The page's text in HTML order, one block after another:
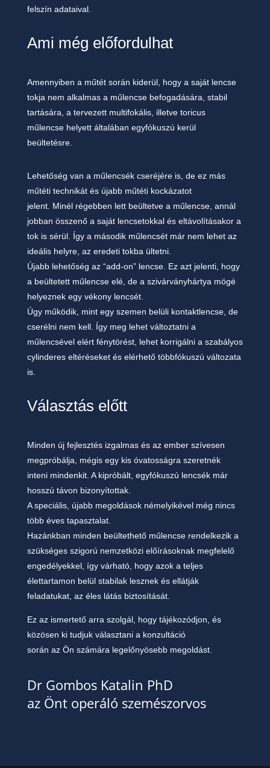
felszín adataival.
Ami még előfordulhat
Amennyiben a műtét során kiderül, hogy a saját lencse
tokja nem alkalmas a műlencse befogadására, stabil
tartására, a tervezett multifokális, illetve toricus
műlencse helyett általában egyfókuszú kerül
beültetésre.
Lehetőség van a műlencsék cseréjére is, de ez más
műtéti technikát és újabb műtéti kockázatot
jelent. Minél régebben lett beültetve a műlencse, annál
jobban összenő a saját lencsetokkal és eltávolításakor a
tok is sérül. Így a második műlencsét már nem lehet az
ideális helyre, az eredeti tokba ültetni.
Újabb lehetőség az “add-on” lencse. Ez azt jelenti, hogy
a beültetett műlencse elé, de a szivárványhártya mögé
helyeznek egy vékony lencsét.
Úgy működik, mint egy szemen belüli kontaktlencse, de
cserélni nem kell. Így meg lehet változtatni a
műlencsével elért fénytörést, lehet korrigálni a szabályos
cylinderes eltéréseket és elérhető többfókuszú változata
is.
Választás előtt
Minden új fejlesztés izgalmas és az ember szívesen
megpróbálja, mégis egy kis óvatosságra szeretnék
inteni mindenkit. A kipróbált, egyfókuszú lencsék már
hosszú távon bizonyítottak.
Aspeciális, újabb megoldások némelyikével még nincs
több éves tapasztalat.
Hazánkban minden beültethető műlencse rendelkezik a
szükséges szigorú nemzetközi előírásoknak megfelelő
engedélyekkel, így várható, hogy azok a teljes
élettartamon belül stabilak lesznek és ellátják
feladatukat, az éles látás biztosítását.
Ez az ismertető arra szolgál, hogy tájékozódjon, és
közösen ki tudjuk választani a konzultáció
során az Ön számára legelőnyösebb megoldást.
Dr Gombos Katalin PhD
az Önt operáló szemészorvos